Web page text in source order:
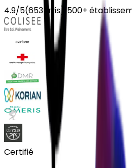
4.9/5(653avis) |500+
Certifié